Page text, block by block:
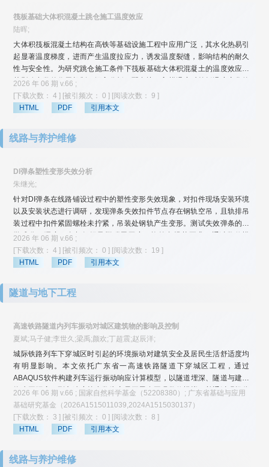
筏板基础大体积混凝土跳仓施工温度效应
陆晖;
大体积筏板混凝土结构在高铁等基础设施工程中应用广泛，其水化热易引
起显著温度梯度，进而产生温度拉应力，诱发温度裂缝，影响结构的耐久
性与安全性。为研究跳仓施工条件下筏板基础大体积混凝土的温度效应及
其影响参数的作用机制，深入分析了配合比、入模温度对筏板温度变化的
影响。通过在工程现场布设温度传感器进行实测，获取了跳仓工况下的温
度演化数据，分析了实际工况下水化热温度效应，并基于ABAQUS有限元
表明：编号02配合比的混凝土在力学性能、和易性方面表现优异，以此为
10.70%，内外最大温差增大11.43%。在实际工程中，建议参照编号02混
凝土配合比并在夜间浇筑。
2026 年 06 期 v.66 ;
[下载次数： 4 ] [被引频次： 0 ] [阅读次数： 9 ]
HTML
PDF 引用本文
线路与养护维修
DI弹条塑性变形失效分析
朱继光;
针对DI弹条在线路铺设过程中的塑性变形失效现象，对扣件现场安装环境
以及安装状态进行调研，发现弹条失效扣件节点存在钢轨空吊，且轨排吊
装过程中扣件紧固螺栓未拧紧，吊装处钢轨产生变形。测试失效弹条的化
学成分、硬度、金相组织及脱碳层厚度，均符合规范要求。通过数值模
拟，得到在标准组装状态下施加不同扣压力时弹条应力及变形情况。对组
装扣件进行抗拔试验，测试组装状态下弹条变形失效时承载的最大抗拔
态。结果表明：弹条失效的主要原因是现场轨排上扣件锚固螺栓未正确锁
2026 年 06 期 v.66 ;
[下载次数： 4 ] [被引频次： 0 ] [阅读次数： 19 ]
HTML
PDF 引用本文
隧道与地下工程
高速铁路隧道内列车振动对城区建筑物的影响及控制
夏斌;马子健;李世久;梁禹;颜欢;丁超震;赵辰洋;
城际铁路列车下穿城区时引起的环境振动对建筑安全及居民生活舒适度均
有明显影响。本文依托广东省一高速铁路隧道下穿城区工程，通过
ABAQUS软件构建列车运行振动响应计算模型，以隧道埋深、隧道与建筑
物水平距离、列车速度等参数为变量开展多工况数值模拟，并通过现场监
测反馈优化模型阻尼参数，揭示了列车振动在地层中的传播规律并提出合
理的减隔振措施。结果表明：振动加速度在土体传播过程中随传播距离增
加呈非线性衰减趋势，竖向加速度约为水平加速度的100倍，地表竖向加速
建筑物中部楼板振动加速度降低80%。泡沫混凝土作为隧道外包层能有效
2026 年 06 期 v.66 ; 国家自然科学基金（52208380）; 广东省基础与应用
基础研究基金（2026A1515011039,2024A1515030137）
[下载次数： 3 ] [被引频次： 0 ] [阅读次数： 8 ]
HTML
PDF 引用本文
线路与养护维修